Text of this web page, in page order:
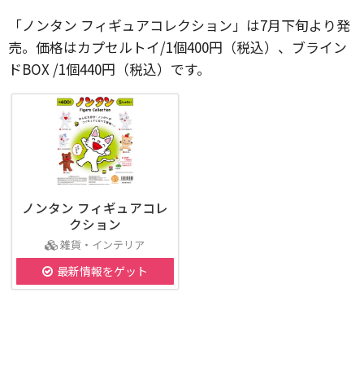
「ノンタン フィギュアコレクション」は7月下旬より発
売。価格はカプセルトイ/1個400円（税込）、ブライン
ドBOX /1個440円（税込）です。
ノンタン フィギュアコレ
クション
雑貨・インテリア
最新情報をゲット